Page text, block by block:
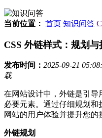
当前位置： 首页 知识问答
CSS 外链样式：规划
发布时间： 2025-09-21
载
在网站设计中，外链是引导
必要元素。通过仔细规划和
网站的用户体验并提升您的
外链规划